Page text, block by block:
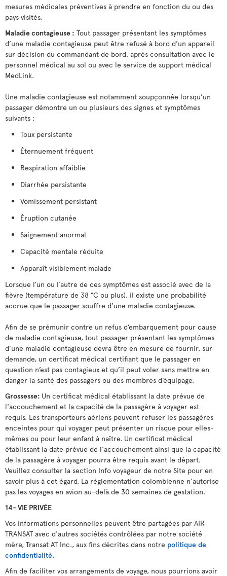
mesures médicales préventives à prendre en fonction du ou des
pays visités.
Maladie contagieuse : Tout passager présentant les symptômes
d’une maladie contagieuse peut être refusé à bord d’un appareil
sur décision du commandant de bord, après consultation avec le
personnel médical au sol ou avec le service de support médical
MedLink.
Une maladie contagieuse est notamment soupçonnée lorsqu’un
passager démontre un ou plusieurs des signes et symptômes
suivants :
Toux persistante
Éternuement fréquent
Respiration affaiblie
Diarrhée persistante
Vomissement persistant
Éruption cutanée
Saignement anormal
Capacité mentale réduite
Apparaît visiblement malade
Lorsque l’un ou l’autre de ces symptômes est associé avec de la
fièvre (température de 38 °C ou plus), il existe une probabilité
accrue que le passager souffre d’une maladie contagieuse.
Afin de se prémunir contre un refus d’embarquement pour cause
de maladie contagieuse, tout passager présentant les symptômes
d’une maladie contagieuse devra être en mesure de fournir, sur
demande, un certificat médical certifiant que le passager en
question n’est pas contagieux et qu’il peut voler sans mettre en
danger la santé des passagers ou des membres d’équipage.
Grossesse: Un certificat médical établissant la date prévue de
l'accouchement et la capacité de la passagère à voyager est
requis. Les transporteurs aériens peuvent refuser les passagères
enceintes pour qui voyager peut présenter un risque pour elles-
mêmes ou pour leur enfant à naître. Un certificat médical
établissant la date prévue de l'accouchement ainsi que la capacité
de la passagère à voyager pourra être requis avant le départ.
Veuillez consulter la section Info voyageur de notre Site pour en
savoir plus à cet égard. La réglementation colombienne n'autorise
pas les voyages en avion au-delà de 30 semaines de gestation.
14- VIE PRIVÉE
Vos informations personnelles peuvent être partagées par AIR
TRANSAT avec d'autres sociétés contrôlées par notre société
mère, Transat AT Inc., aux fins décrites dans notre politique de
confidentialité.
Afin de faciliter vos arrangements de voyage, nous pourrions avoir